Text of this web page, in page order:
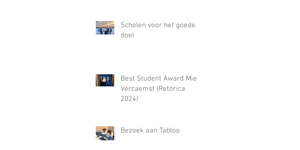
Scholen voor het goede
doel
Best Student Award Miel
Vercaemst (Retorica
2024)
Bezoek aan Tabloo